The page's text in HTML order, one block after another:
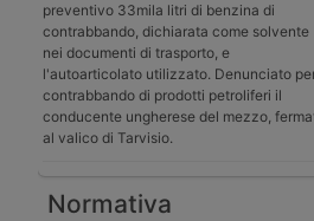
preventivo 33mila litri di benzina di
contrabbando, dichiarata come solvente
nei documenti di trasporto, e
l'autoarticolato utilizzato. Denunciato
contrabbando di prodotti petroliferi il
conducente ungherese del mezzo,
al valico di Tarvisio.
Normativa